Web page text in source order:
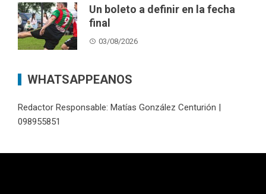
Un boleto a definir en la fecha
final
03/08/2026
WHATSAPPEANOS
Redactor Responsable: Matías González Centurión |
098955851